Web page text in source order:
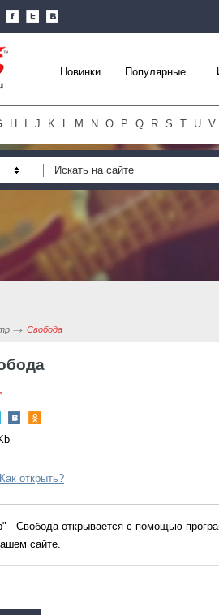
Новинки Популярные
H J K L M N O P Q R S T U V
Свобода
Как открыть?
- Свобода открывается с помощью
сайте.